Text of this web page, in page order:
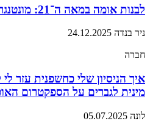
לבנות אומה במאה ה־21: מונטנגרו והאתגר הפוסט־יוגוסלבי
ניר בנדה 24.12.2025
חברה
איך הניסיון שלי כחשפנית עזר
מינית לגברים על הספקטרום
לונה 05.07.2025